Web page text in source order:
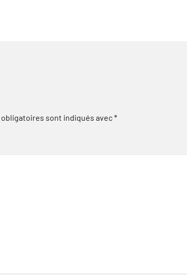
obligatoires sont indiqués avec*